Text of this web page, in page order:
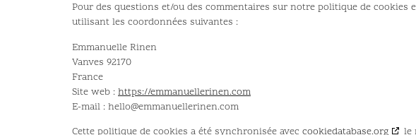
Pour des questions et/ou des commentaires sur notre politique de
utilisant les coordonnées suivantes :
Emmanuelle Rinen
Vanves 92170
France
Site web : https://emmanuellerinen.com
E-mail : hello@emmanuellerinen.com
Cette politique de cookies a été synchronisée avec cookiedatabase.org le